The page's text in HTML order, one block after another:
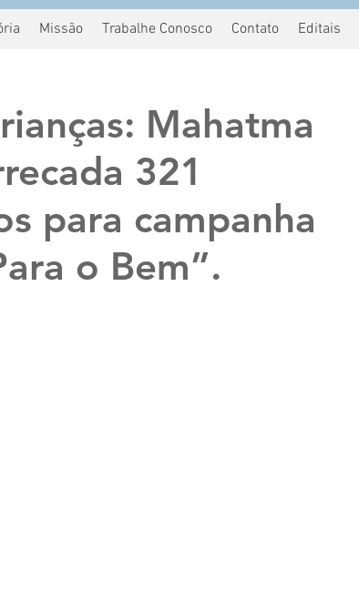
Missão Trabalhe Conosco Contato Editais
Mahatma
321
para campanha
o Bem”.